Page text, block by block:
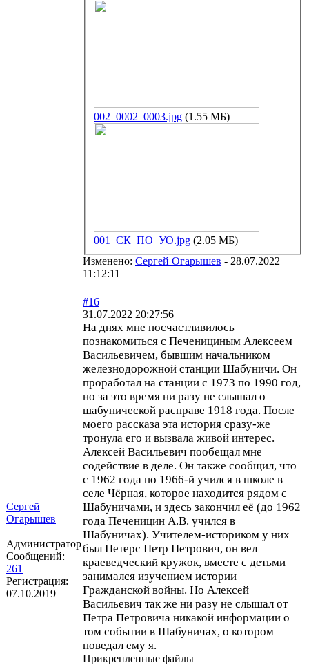
002_0002_0003.jpg (1.55 МБ)
001_СК_ПО_УО.jpg (2.05 МБ)
Изменено: Сергей Огарышев - 28.07.2022
11:12:11
Сергей
Огарышев
Администратор
Сообщений:
261
Регистрация:
07.10.2019
#16
31.07.2022 20:27:56
На днях мне посчастливилось
познакомиться с Печенициным Алексеем
Васильевичем, бывшим начальником
железнодорожной станции Шабуничи. Он
проработал на станции с 1973 по 1990 год,
но за это время ни разу не слышал о
шабунической расправе 1918 года. После
моего рассказа эта история сразу-же
тронула его и вызвала живой интерес.
Алексей Васильевич пообещал мне
содействие в деле. Он также сообщил, что
с 1962 года по 1966-й учился в школе в
селе Чёрная, которое находится рядом с
Шабуничами, и здесь закончил её (до 1962
года Печеницин А.В. учился в
Шабуничах). Учителем-историком у них
был Петерс Петр Петрович, он вел
краеведческий кружок, вместе с детьми
занимался изучением истории
Гражданской войны. Но Алексей
Васильевич так же ни разу не слышал от
Петра Петровича никакой информации о
том событии в Шабуничах, о котором
поведал ему я.
Прикрепленные файлы